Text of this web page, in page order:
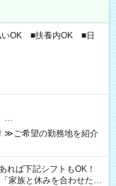
いOK ■扶養内OK ■日
…
≫ご希望の勤務地を紹介